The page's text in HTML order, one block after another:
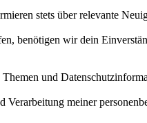
stets über relevante
benötigen wir dein
und
meiner